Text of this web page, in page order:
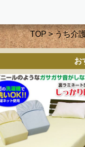
TOP >うち介
お